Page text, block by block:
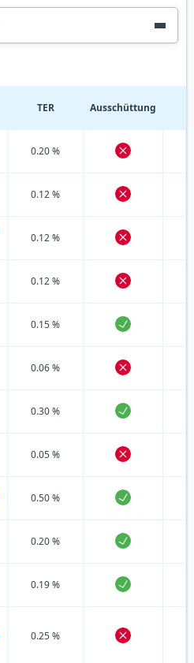
TER Ausschüttung
0.20 %
0.12 %
0.12 %
0.12 %
0.15 %
0.06 %
0.30 %
0.05 %
0.50 %
0.20 %
0.19 %
0.25 %